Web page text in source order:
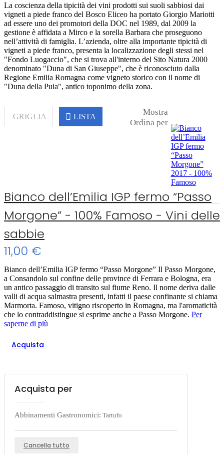
La coscienza della tipicità dei vini prodotti sui suoli sabbiosi dai
vigneti a piede franco del Bosco Eliceo ha portato Giorgio Mariotti
ad essere uno dei promotori della DOC nel 1989, dal 2009 la
gestione è affidata a Mirco e la sorella Barbara che proseguono
nell’attività di famiglia. L’azienda, oltre alla importante tipicità di
vigneti a piede franco, presenta la localizzazione degli stessi nel
"Fondo Luogaccio", che si trova all'interno del Sito Natura 2000
denominato "Duna di San Giuseppe", che è riconosciuto dalla
Regione Emilia Romagna come vigneto storico con il nome di
"Duna della Puia", antico toponimo della zona.
GRIGLIA LISTA
Mostra
Ordina per
Bianco dell’Emilia IGP fermo “Passo
Morgone” - 100% Famoso - Vini delle
sabbie
11,00 €
Bianco dell’Emilia IGP fermo “Passo Morgone” Il Passo Morgone,
a Consandolo sul confine delle province di Ferrara e Bologna, era
un antico passaggio di transito sul fiume Reno. Il nome deriva dalle
valli di acqua salmastra presenti, infatti il paese confinante si chiama
Marmorta. Famoso, vitigno riscoperto in Romagna, ma l'aromaticità
che lo contraddistingue si esprime anche a Passo Morgone. Per
saperne di più
Acquista
Acquista per
Abbinamenti Gastronomici: Tartufo
Cancella tutto